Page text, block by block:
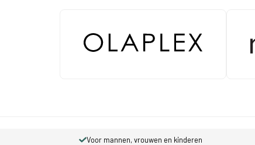
Voor mannen, vrouwen en kinderen